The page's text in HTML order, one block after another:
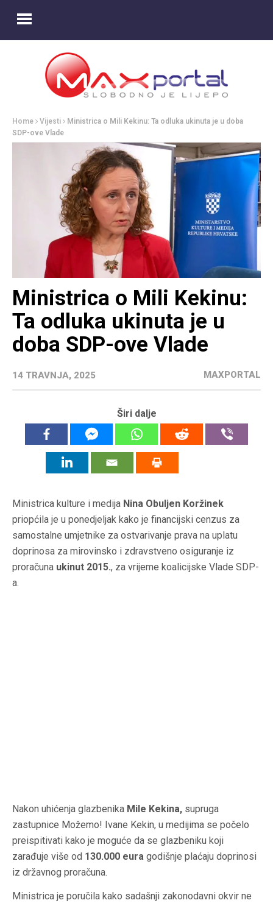
Home Vijesti
Ministrica o Mili Kekinu: Ta odluka ukinuta je u doba
SDP-ove Vlade
Ministrica o Mili Kekinu:
Ta odluka ukinuta je u
doba SDP-ove Vlade
14 TRAVNJA, 2025 MAXPORTAL
Širi dalje
Ministrica kulture i medija Nina Obuljen Koržinek
priopćila je u ponedjeljak kako je financijski cenzus za
samostalne umjetnike za ostvarivanje prava na uplatu
doprinosa za mirovinsko i zdravstveno osiguranje iz
proračuna ukinut 2015., za vrijeme koalicijske Vlade SDP-
a.
Nakon uhićenja glazbenika Mile Kekina, supruga
zastupnice Možemo! Ivane Kekin, u medijima se počelo
preispitivati kako je moguće da se glazbeniku koji
zarađuje više od 130.000 eura godišnje plaćaju doprinosi
iz državnog proračuna.
Ministrica je poručila kako sadašnji zakonodavni okvir ne